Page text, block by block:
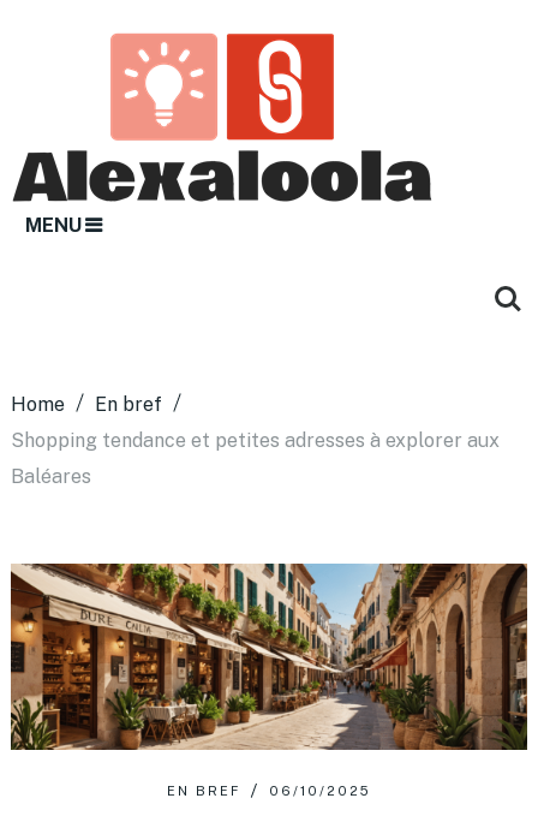
MENU
Home
En bref
Shopping tendance et petites adresses à explorer aux
Baléares
EN BREF 06/10/2025